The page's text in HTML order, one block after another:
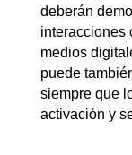
deberán
interacciones
medios
puede
siempre que
activación y